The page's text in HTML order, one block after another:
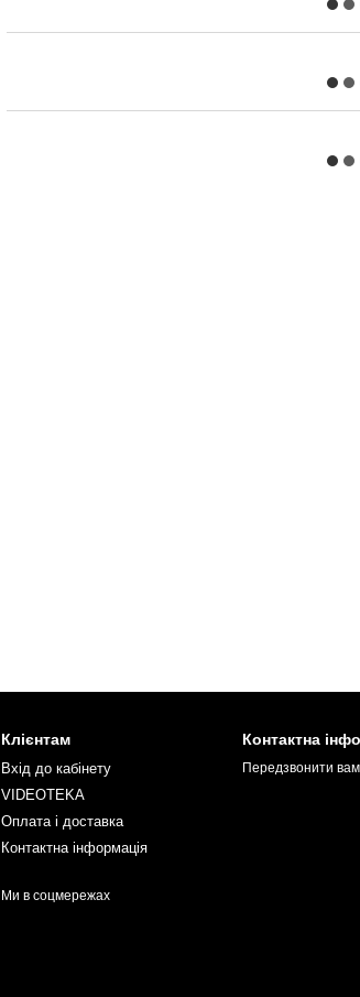
Клієнтам
Вхід до кабінету
VIDEOTEKA
Оплата і доставка
Контактна інформація
Ми в соцмережах
Контактна
Передзвонити